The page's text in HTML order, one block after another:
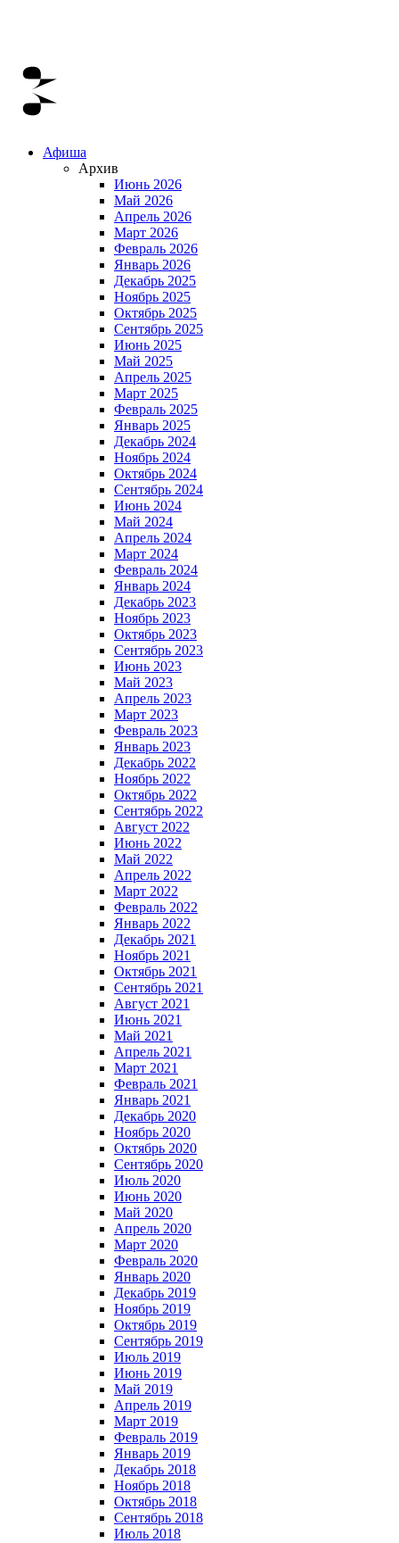
Афиша
Архив
Июнь 2026
Май 2026
Апрель 2026
Март 2026
Февраль 2026
Январь 2026
Декабрь 2025
Ноябрь 2025
Октябрь 2025
Сентябрь 2025
Июнь 2025
Май 2025
Апрель 2025
Март 2025
Февраль 2025
Январь 2025
Декабрь 2024
Ноябрь 2024
Октябрь 2024
Сентябрь 2024
Июнь 2024
Май 2024
Апрель 2024
Март 2024
Февраль 2024
Январь 2024
Декабрь 2023
Ноябрь 2023
Октябрь 2023
Сентябрь 2023
Июнь 2023
Май 2023
Апрель 2023
Март 2023
Февраль 2023
Январь 2023
Декабрь 2022
Ноябрь 2022
Октябрь 2022
Сентябрь 2022
Август 2022
Июнь 2022
Май 2022
Апрель 2022
Март 2022
Февраль 2022
Январь 2022
Декабрь 2021
Ноябрь 2021
Октябрь 2021
Сентябрь 2021
Август 2021
Июнь 2021
Май 2021
Апрель 2021
Март 2021
Февраль 2021
Январь 2021
Декабрь 2020
Ноябрь 2020
Октябрь 2020
Сентябрь 2020
Июль 2020
Июнь 2020
Май 2020
Апрель 2020
Март 2020
Февраль 2020
Январь 2020
Декабрь 2019
Ноябрь 2019
Октябрь 2019
Сентябрь 2019
Июль 2019
Июнь 2019
Май 2019
Апрель 2019
Март 2019
Февраль 2019
Январь 2019
Декабрь 2018
Ноябрь 2018
Октябрь 2018
Сентябрь 2018
Июль 2018